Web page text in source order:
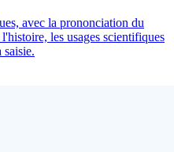
avec la prononciation du
les usages scientifiques
saisie.